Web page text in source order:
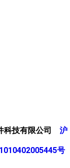
科技有限公司 沪
号